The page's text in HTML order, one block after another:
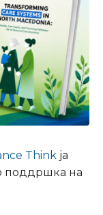
Think ја
поддршка на